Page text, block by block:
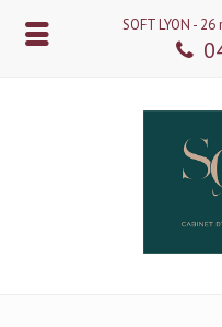
SOFT LYON -